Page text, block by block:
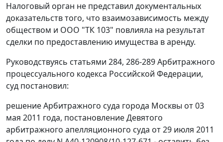
Налоговый орган не представил документальных
доказательств того, что взаимозависимость между
обществом и ООО "ТК 103" повлияла на результат
сделки по предоставлению имущества в аренду.
Руководствуясь статьями 284, 286-289Арбитражного
процессуального кодекса Российской Федерации,
суд постановил:
решение Арбитражного суда города Москвы от 03
мая 2011 года, постановлениеДевятого
арбитражного апелляционного суда от 29 июля 2011